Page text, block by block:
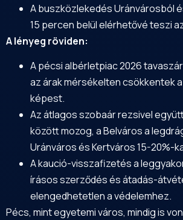
A buszközlekedés Uránvárosból
15 percen belül elérhetővé teszi
A lényeg röviden:
A pécsi albérletpiac 2026
az árak mérsékelten csökkentek
képest.
Az átlagos szobaár rezsivel
között mozog, a Belváros a
Uránváros és Kertváros 15-20%-
A kaució-visszafizetés a
írásos szerződés és átadás-
elengedhetetlen a védelemhez.
Pécs, mint egyetemi város, mindig is